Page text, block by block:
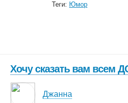
Теги: Юмор
Хочу сказать вам всем
Джанна